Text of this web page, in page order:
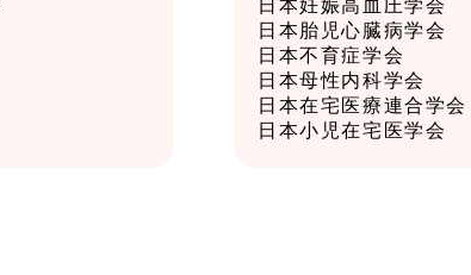
日本妊娠高血圧学会
日本胎児心臓病学会
日本不育症学会
日本母性内科学会
日本在宅医療連合学会
日本小児在宅医学会